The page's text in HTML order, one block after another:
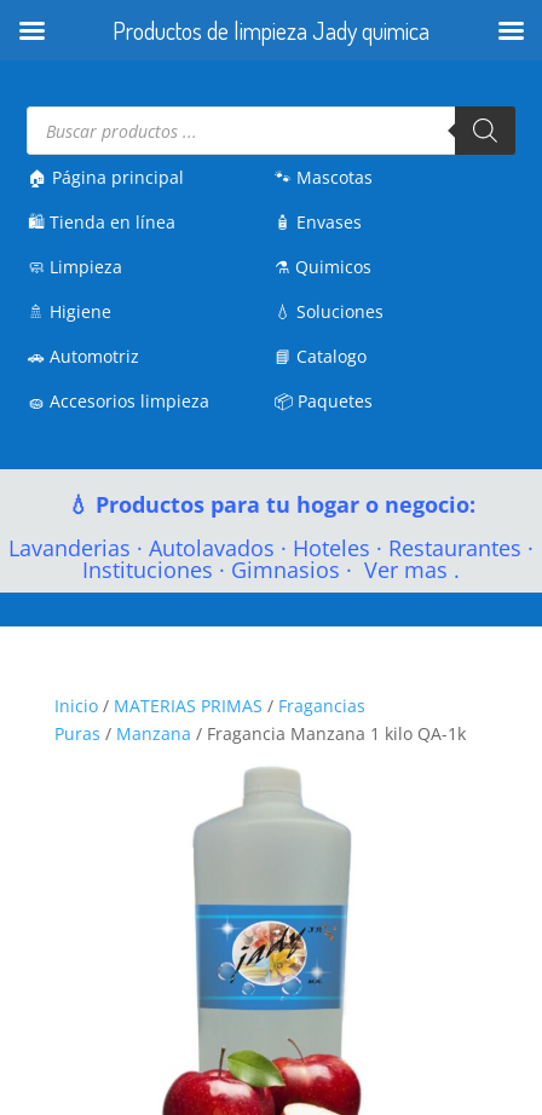
Búsqueda
productos
🏠 Página principal
🛍️Tienda en línea
🧼 Limpieza
🚿 Higiene
🚗Automotriz
🧽Accesorios limpieza
🐾 Mascotas
🧴 Envases
⚗️Quimicos
💧Soluciones
📘Catalogo
📦 Paquetes
💧 Productos para tu hogar o negocio:
Lavanderias · Autolavados · Hoteles · Restaurantes ·
Instituciones · Gimnasios · Ver mas .
Inicio/ MATERIAS PRIMAS / Fragancias
Puras / Manzana / Fragancia Manzana 1 kilo QA-1k
Productos de limpieza Jady quimica